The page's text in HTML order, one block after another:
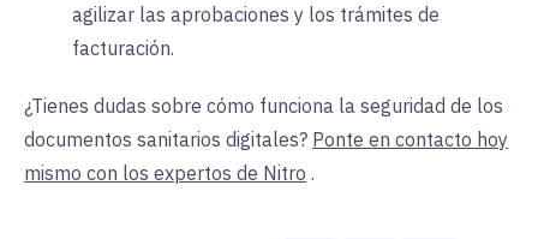
agilizar las aprobaciones y los trámites de
facturación.
¿Tienes dudas sobre cómo funciona la seguridad de los
documentos sanitarios digitales? Ponte en contacto hoy
mismo con los expertos de Nitro .